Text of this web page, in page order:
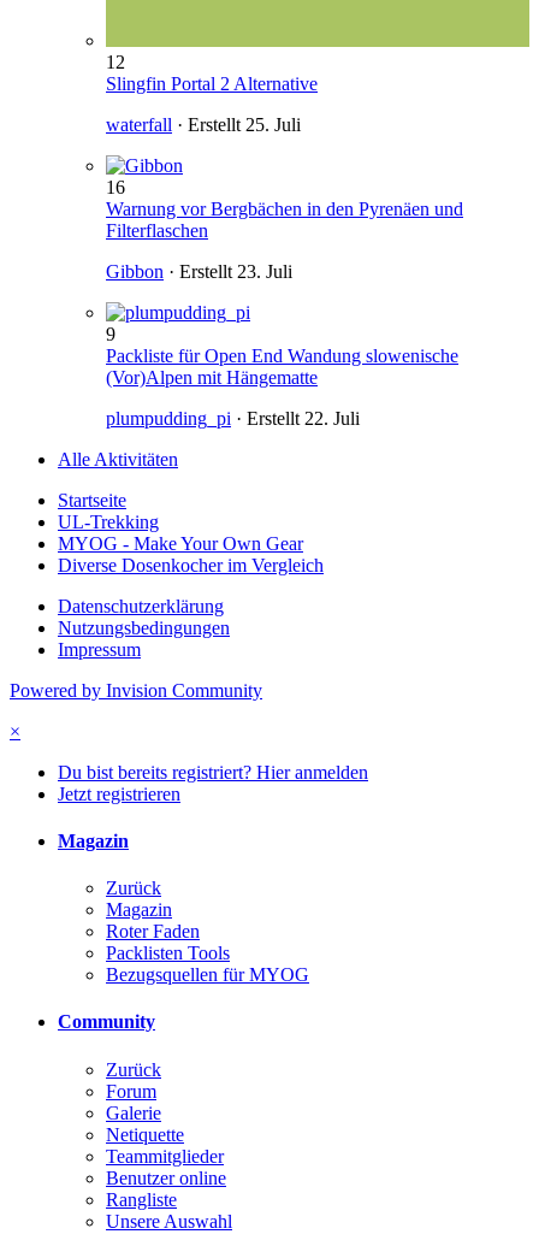
12
Slingfin Portal 2 Alternative
waterfall · Erstellt 25. Juli
16
Warnung vor Bergbächen in den Pyrenäen und
Filterflaschen
Gibbon · Erstellt 23. Juli
9
Packliste für Open End Wandung slowenische
(Vor)Alpen mit Hängematte
plumpudding_pi · Erstellt 22. Juli
Alle Aktivitäten
Startseite
UL-Trekking
MYOG - Make Your Own Gear
Diverse Dosenkocher im Vergleich
Datenschutzerklärung
Nutzungsbedingungen
Impressum
Powered by Invision Community
×
Du bist bereits registriert? Hier anmelden
Jetzt registrieren
Magazin
Zurück
Magazin
Roter Faden
Packlisten Tools
Bezugsquellen für MYOG
Community
Zurück
Forum
Galerie
Netiquette
Teammitglieder
Benutzer online
Rangliste
Unsere Auswahl